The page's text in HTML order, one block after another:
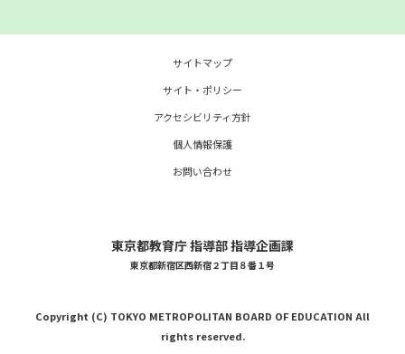
サイトマップ
サイト・ポリシー
アクセシビリティ方針
個人情報保護
お問い合わせ
東京都教育庁 指導部 指導企画課
東京都新宿区西新宿２丁目８番１号
Copyright (C) TOKYO METROPOLITAN BOARD OF EDUCATION All
rights reserved.